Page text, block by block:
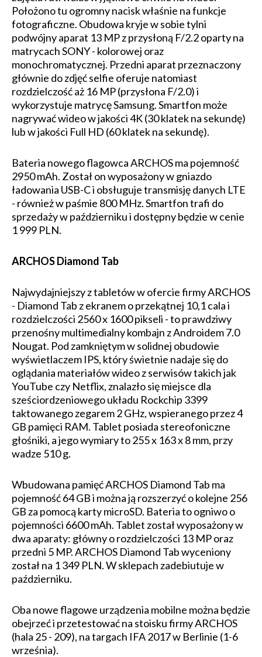
Położono tu ogromny nacisk właśnie na funkcje
fotograficzne. Obudowa kryje w sobie tylni
podwójny aparat 13 MP z przysłoną F/2.2 oparty na
matrycach SONY - kolorowej oraz
monochromatycznej. Przedni aparat przeznaczony
głównie do zdjęć selfie oferuje natomiast
rozdzielczość aż 16 MP (przysłona F/2.0) i
wykorzystuje matrycę Samsung. Smartfon może
nagrywać wideo w jakości 4K (30 klatek na sekundę)
lub w jakości Full HD (60 klatek na sekundę).
Bateria nowego flagowca ARCHOS ma pojemność
2950 mAh. Został on wyposażony w gniazdo
ładowania USB-C i obsługuje transmisję danych LTE
- również w paśmie 800 MHz. Smartfon trafi do
sprzedaży w październiku i dostępny będzie w cenie
1 999 PLN.
ARCHOS Diamond Tab
Najwydajniejszy z tabletów w ofercie firmy ARCHOS
- Diamond Tab z ekranem o przekątnej 10,1 cala i
rozdzielczości 2560 x 1600 pikseli - to prawdziwy
przenośny multimedialny kombajn z Androidem 7.0
Nougat. Pod zamkniętym w solidnej obudowie
wyświetlaczem IPS, który świetnie nadaje się do
oglądania materiałów wideo z serwisów takich jak
YouTube czy Netflix, znalazło się miejsce dla
sześciordzeniowego układu Rockchip 3399
taktowanego zegarem 2 GHz, wspieranego przez 4
GB pamięci RAM. Tablet posiada stereofoniczne
głośniki, a jego wymiary to 255 x 163 x 8 mm, przy
wadze 510 g.
Wbudowana pamięć ARCHOS Diamond Tab ma
pojemność 64 GB i można ją rozszerzyć o kolejne 256
GB za pomocą karty microSD. Bateria to ogniwo o
pojemności 6600 mAh. Tablet został wyposażony w
dwa aparaty: główny o rozdzielczości 13 MP oraz
przedni 5 MP. ARCHOS Diamond Tab wyceniony
został na 1 349 PLN. W sklepach zadebiutuje w
październiku.
Oba nowe flagowe urządzenia mobilne można będzie
obejrzeć i przetestować na stoisku firmy ARCHOS
(hala 25 - 209), na targach IFA 2017 w Berlinie (1-6
września).